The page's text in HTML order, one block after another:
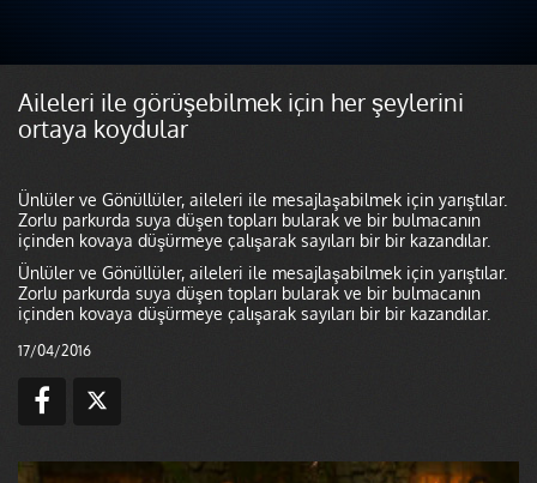
Aileleri ile görüşebilmek için her şeylerini
ortaya koydular
Ünlüler ve Gönüllüler, aileleri ile mesajlaşabilmek için yarıştılar.
Zorlu parkurda suya düşen topları bularak ve bir bulmacanın
içinden kovaya düşürmeye çalışarak sayıları bir bir kazandılar.
Ünlüler ve Gönüllüler, aileleri ile mesajlaşabilmek için yarıştılar.
Zorlu parkurda suya düşen topları bularak ve bir bulmacanın
içinden kovaya düşürmeye çalışarak sayıları bir bir kazandılar.
17/04/2016